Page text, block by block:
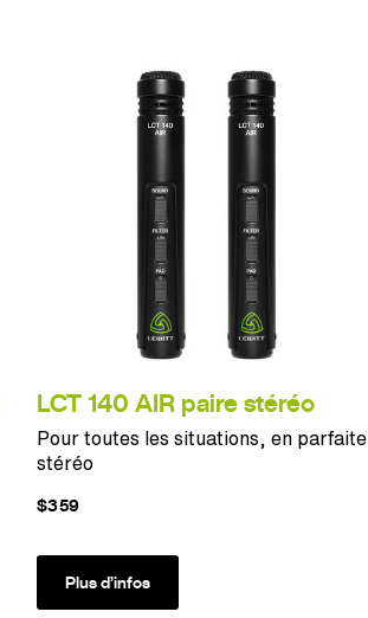
LCT 140 AIR paire stéréo
Pour toutes les situations, en parfaite
stéréo
$359
Plus d’infos